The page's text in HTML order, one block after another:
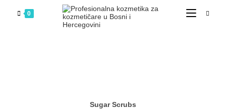
0
Sugar Scrubs